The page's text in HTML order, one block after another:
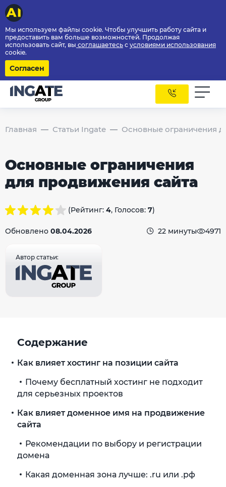
Мы используем файлы cookie. Чтобы улучшить работу сайта и
предоставить вам больше возможностей. Продолжая
использовать сайт, вы соглашаетесь с условиями использования
cookie.
Согласен
Главная Статьи Ingate Основные ограничения
Основные ограничения
для продвижения сайта
(Рейтинг: 4, Голосов: 7)
Обновлено 08.04.2026 22 минуты 4971
Автор статьи:
Содержание
Как влияет хостинг на позиции сайта
Почему бесплатный хостинг не подходит
для серьезных проектов
Как влияет доменное имя на продвижение
сайта
Рекомендации по выбору и регистрации
домена
Какая доменная зона лучше: .ru или .рф